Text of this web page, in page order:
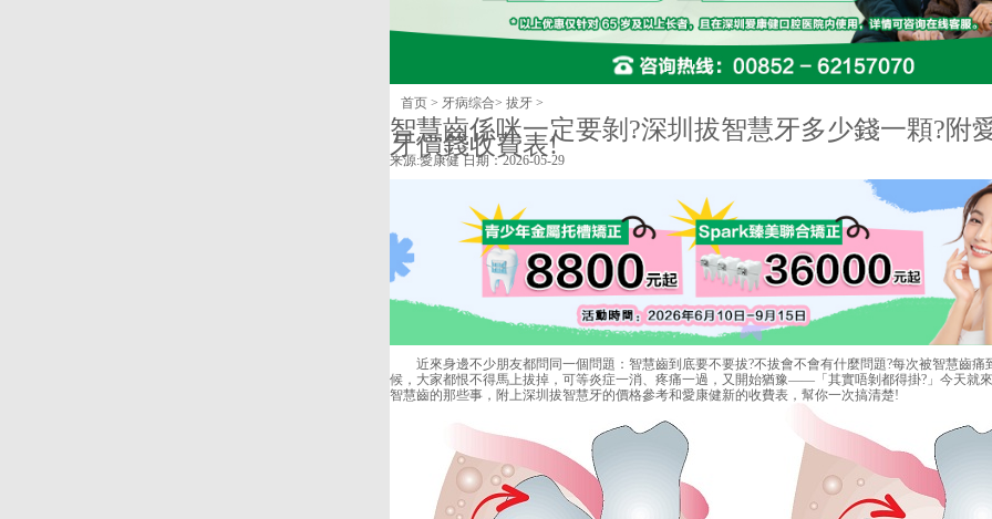
首页 > 牙病综合> 拔牙 >
智慧齒係咪一定要剝?深圳拔智慧牙多少錢一顆?附
牙價錢收費表!
来源:愛康健日期：2026-05-29
近來身邊不少朋友都問同一個問題：智慧齒到底要不要拔?不拔會不會有什麼問題?每次被智慧齒痛
候，大家都恨不得馬上拔掉，可等炎症一消、疼痛一過，又開始猶豫——「其實唔剝都得掛?」今天就
智慧齒的那些事，附上深圳拔智慧牙的價格參考和愛康健新的收費表，幫你一次搞清楚!